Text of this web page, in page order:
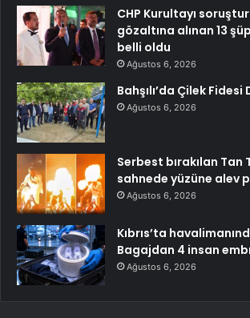
CHP Kurultayı
gözaltına alınan 13
belli oldu
Ağustos 6, 2026
Bahşılı’da Çilek Fidesi
Ağustos 6, 2026
Serbest bırakılan Tan
sahnede yüzüne alev
Ağustos 6, 2026
Kıbrıs’ta
Bagajdan 4 insan
Ağustos 6, 2026